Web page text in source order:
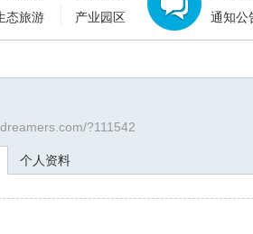
态旅游 产业园区
通知公
?111542
个人资料